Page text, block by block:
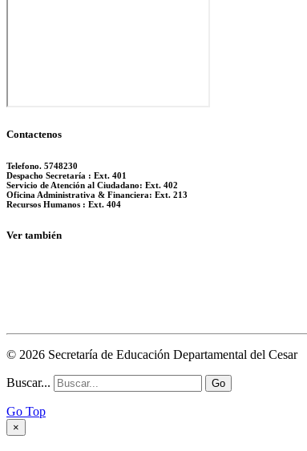
Contactenos
Telefono. 5748230
Despacho Secretaría : Ext. 401
Servicio de Atención al Ciudadano: Ext. 402
Oficina Administrativa & Financiera: Ext. 213
Recursos Humanos : Ext. 404
Ver también
© 2026 Secretaría de Educación Departamental del Cesar
Buscar... Go
Go Top
×